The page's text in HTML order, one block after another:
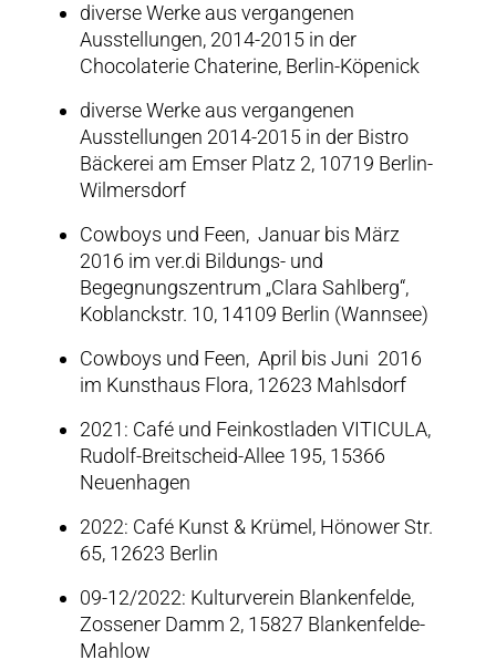
diverse Werke aus vergangenen
Ausstellungen, 2014-2015 in der
Chocolaterie Chaterine, Berlin-Köpenick
diverse Werke aus vergangenen
Ausstellungen 2014-2015 in der Bistro
Bäckerei am Emser Platz 2, 10719 Berlin-
Wilmersdorf
Cowboys und Feen, Januar bis März
2016 im ver.di Bildungs- und
Begegnungszentrum „Clara Sahlberg“,
Koblanckstr. 10, 14109 Berlin (Wannsee)
Cowboys und Feen, April bis Juni 2016
im Kunsthaus Flora, 12623 Mahlsdorf
2021: Café und Feinkostladen VITICULA,
Rudolf-Breitscheid-Allee 195, 15366
Neuenhagen
2022: Café Kunst & Krümel, Hönower Str.
65, 12623 Berlin
09-12/2022: Kulturverein Blankenfelde,
Zossener Damm 2, 15827 Blankenfelde-
Mahlow